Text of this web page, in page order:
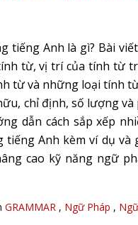
tiếng Anh là gì? Bài
từ, vị trí của tính từ
từ và những loại tính
chỉ định, số lượng
dẫn cách sắp xếp
Anh kèm ví dụ và
cao kỹ năng ngữ
GRAMMAR , Ngữ Pháp ,